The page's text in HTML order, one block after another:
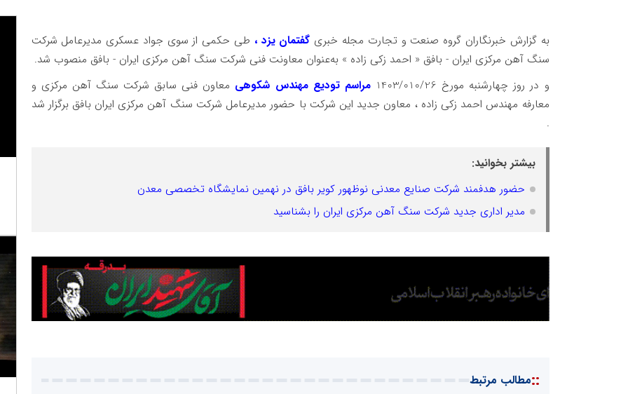
به گزارش خبرنگاران گروه صنعت و تجارت مجله خبری گفتمان یزد ، طی حکمی از سوی جواد عسکری مدیرعامل شرکت
سنگ آهن مرکزی ایران - بافق « احمد زکی زاده » به‌عنوان معاونت فنی شرکت سنگ آهن مرکزی ایران - بافق منصوب شد.
و در روز چهارشنبه مورخ 1403/010/26
مراسم تودیع مهندس شکوهی معاون فنی سابق شرکت سنگ آهن مرکزی و
معارفه مهندس احمد زکی زاده ، معاون جدید این شرکت با حضور مدیرعامل شرکت سنگ آهن مرکزی ایران بافق برگزار شد
.
بیشتر بخوانید:
حضور هدفمند شرکت صنایع معدنی نوظهور کویر بافق در نهمین نمایشگاه تخصصی معدن
مدیر اداری جدید شرکت سنگ آهن مرکزی ایران را بشناسید
::مطالب مرتبط